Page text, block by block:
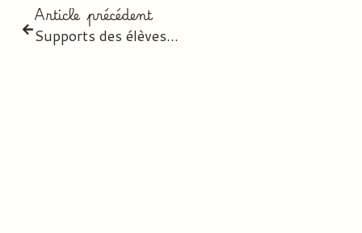
Article précédent
Supports des élèves & Commandes 2026-2027